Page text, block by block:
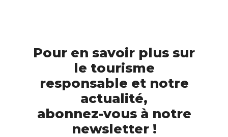
Pour en savoir plus sur
le tourisme
responsable et notre
actualité,
abonnez-vous à notre
newsletter !